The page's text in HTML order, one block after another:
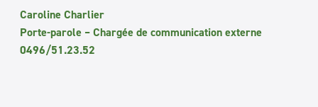
Caroline Charlier
Porte-parole – Chargée de communication externe
0496/51.23.52